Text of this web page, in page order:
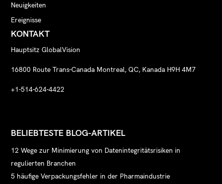
Neuigkeiten
Ereignisse
KONTAKT
Hauptsitz GlobalVision
16800 Route Trans-Canada Montreal, QC, Kanada H9H 4M7
+1-514-624-4422
BELIEBTESTE BLOG-ARTIKEL
12 Wege zur Minimierung von Datenintegritätsrisiken in
regulierten Branchen
5 häufige Verpackungsfehler in der Pharmaindustrie